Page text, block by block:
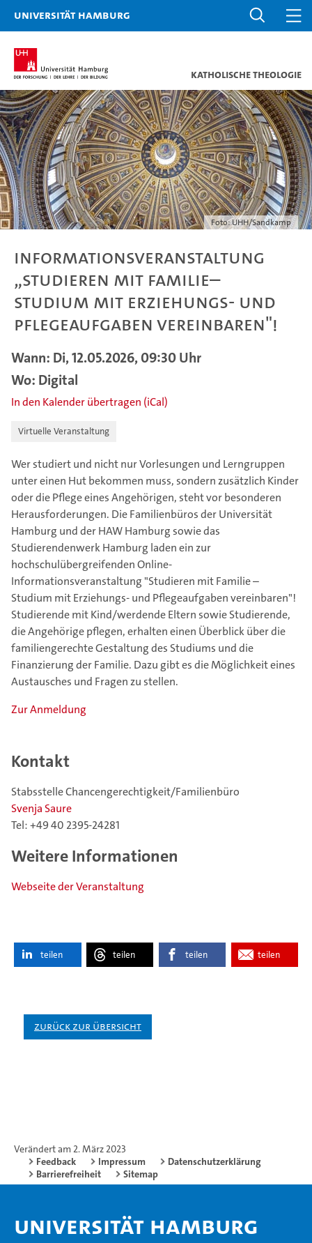
Universität Hamburg
Katholische Theologie
Foto: UHH/Sandkamp
Informationsveranstaltung
„Studieren mit Familie–
Studium mit Erziehungs- und
Pflegeaufgaben vereinbaren"!
Wann: Di, 12.05.2026, 09:30 Uhr
Wo: Digital
In den Kalender übertragen (iCal)
Virtuelle Veranstaltung
Wer studiert und nicht nur Vorlesungen und Lerngruppen
unter einen Hut bekommen muss, sondern zusätzlich Kinder
oder die Pflege eines Angehörigen, steht vor besonderen
Herausforderungen. Die Familienbüros der Universität
Hamburg und der HAW Hamburg sowie das
Studierendenwerk Hamburg laden ein zur
hochschulübergreifenden Online-
Informationsveranstaltung "Studieren mit Familie –
Studium mit Erziehungs- und Pflegeaufgaben vereinbaren"!
Studierende mit Kind/werdende Eltern sowie Studierende,
die Angehörige pflegen, erhalten einen Überblick über die
familiengerechte Gestaltung des Studiums und die
Finanzierung der Familie. Dazu gibt es die Möglichkeit eines
Austausches und Fragen zu stellen.
Zur Anmeldung
Kontakt
Stabsstelle Chancengerechtigkeit/Familienbüro
Svenja Saure
Tel: +49 40 2395-24281
Weitere Informationen
Webseite der Veranstaltung
teilen teilen teilen teilen
Zurück zur Übersicht
Verändert am 2. März 2023
Feedback
Impressum
Datenschutzerklärung
Barrierefreiheit
Sitemap
Universität Hamburg